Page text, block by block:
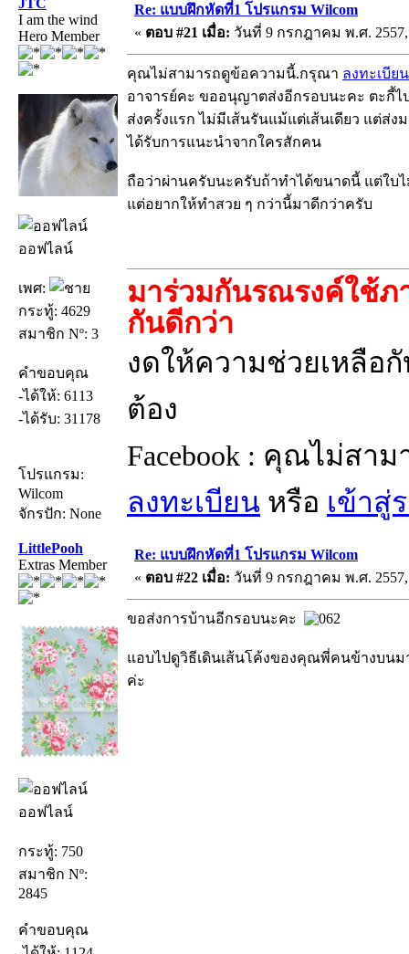
I am the wind
Hero Member
ออฟไลน์
เพศ:
กระทู้: 4629
สมาชิก Nº: 3
คำขอบคุณ
-ได้ให้: 6113
-ได้รับ: 31178
โปรแกรม:
Wilcom
จักรปัก: None
Re: แบบฝึกหัดที่1 โปรแกรม Wilcom
« ตอบ #21 เมื่อ: วันที่ 9 กรกฎาคม พ.ศ. 2557,
คุณไม่สามารถดูข้อความนี้.กรุณา ลงทะเบียน
อาจารย์คะ ขออนุญาตส่งอีกรอบนะคะ ตะกี้
ส่งครั้งแรก ไม่มีเส้นรันแม้แต่เส้นเดียว แต่ส่ง
ได้รับการแนะนำจากใครสักคน
ถือว่าผ่านครับนะครับถ้าทำได้ขนาดนี้ แต่ใบ
แต่อยากให้ทำสวย ๆ กว่านี้มาดีกว่าครับ
มาร่วมกันรณรงค์ใช้ภ
กันดีกว่า
งดให้ความช่วยเหลือ
ต้อง
Facebook : คุณไม่สา
ลงทะเบียน หรือ เข้าสู่
LittlePooh
Extras Member
ออฟไลน์
กระทู้: 750
สมาชิก Nº:
2845
คำขอบคุณ
Re: แบบฝึกหัดที่1 โปรแกรม Wilcom
« ตอบ #22 เมื่อ: วันที่ 9 กรกฎาคม พ.ศ. 2557,
ขอส่งการบ้านอีกรอบนะคะ
แอบไปดูวิธีเดินเส้นโค้งของคุณพี่คนข้างบนม
ค่ะ